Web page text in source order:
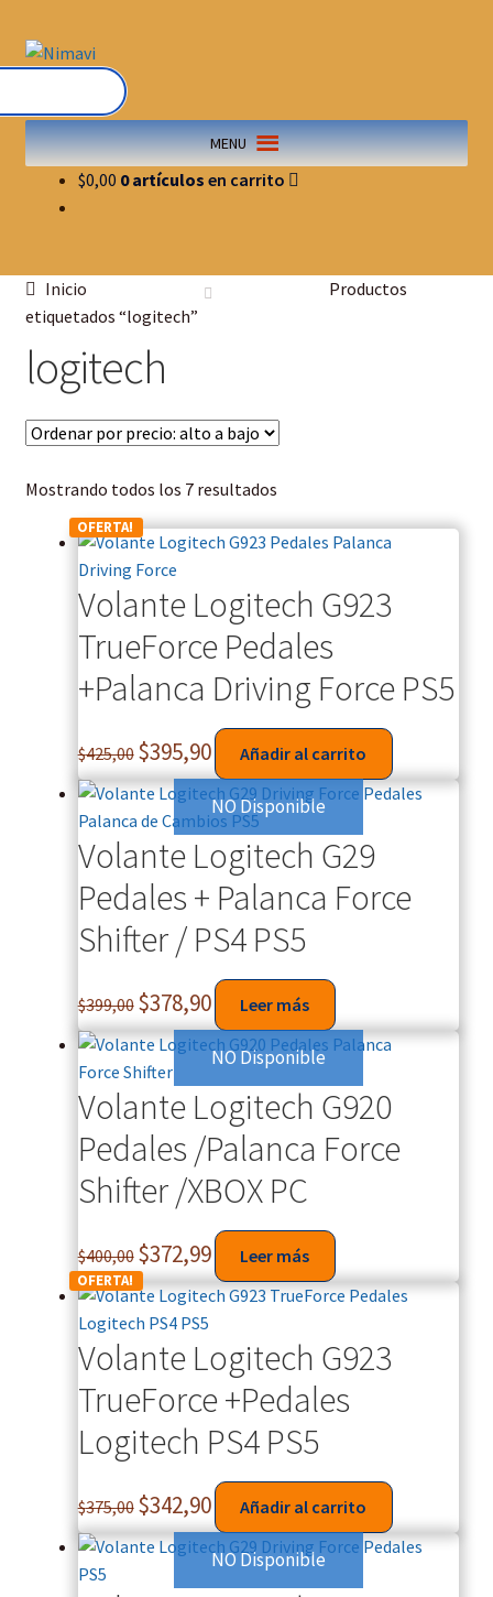
MENU
$0,00 0 artículos
Inicio
Productos
etiquetados “logitech”
logitech
Mostrando todos los 7 resultados
OFERTA!
Volante Logitech G923
TrueForce Pedales
+Palanca Driving Force PS5
$425,00 $395,90 Añadir al carrito
NO Disponible
Volante Logitech G29
Pedales + Palanca Force
Shifter / PS4 PS5
$399,00 $378,90 Leer más
NO Disponible
Volante Logitech G920
Pedales /Palanca Force
Shifter /XBOX PC
$400,00 $372,99 Leer más
OFERTA!
Volante Logitech G923
TrueForce +Pedales
Logitech PS4 PS5
$375,00 $342,90 Añadir al carrito
NO Disponible